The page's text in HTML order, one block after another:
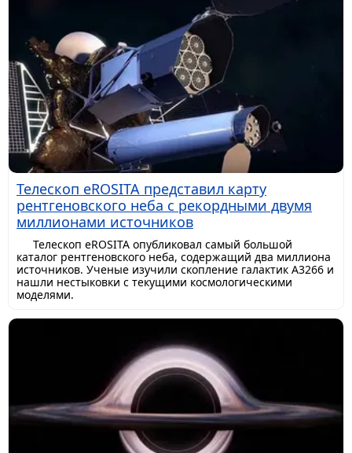
Телескоп eROSITA представил карту
рентгеновского неба с рекордными двумя
миллионами источников
Телескоп eROSITA опубликовал самый большой
каталог рентгеновского неба, содержащий два миллиона
источников. Ученые изучили скопление галактик A3266 и
нашли нестыковки с текущими космологическими
моделями.